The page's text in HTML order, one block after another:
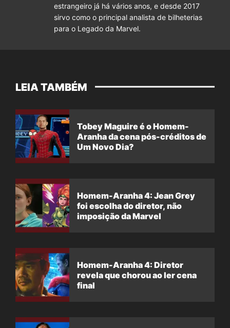
estrangeiro já há vários anos, e desde 2017
sirvo como o principal analista de bilheterias
para o Legado da Marvel.
LEIA TAMBÉM
Tobey Maguire é o Homem-
Aranha da cena pós-créditos de
Um Novo Dia?
Homem-Aranha 4: Jean Grey
foi escolha do diretor, não
imposição da Marvel
Homem-Aranha 4: Diretor
revela que chorou ao ler cena
final